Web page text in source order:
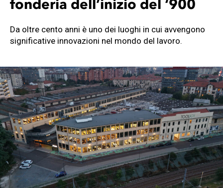
fonderia dell’inizio del ‘900
Da oltre cento anni è uno dei luoghi in cui avvengono
significative innovazioni nel mondo del lavoro.